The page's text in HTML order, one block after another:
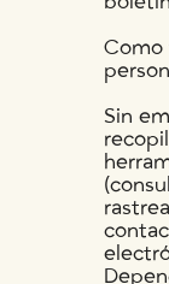
Como
Sin